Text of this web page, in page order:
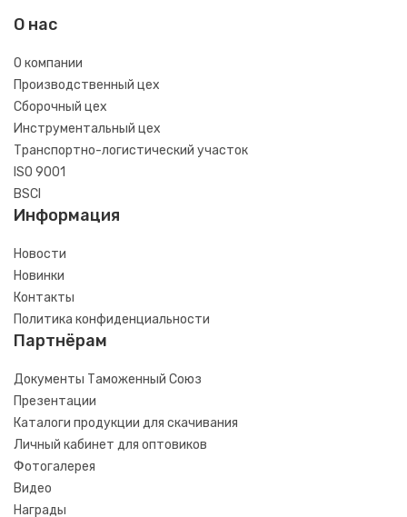
О нас
О компании
Производственный цех
Сборочный цех
Инструментальный цех
Транспортно-логистический участок
ISO 9001
BSCI
Информация
Новости
Новинки
Контакты
Политика конфиденциальности
Партнёрам
Документы Таможенный Союз
Презентации
Каталоги продукции для скачивания
Личный кабинет для оптовиков
Фотогалерея
Видео
Награды